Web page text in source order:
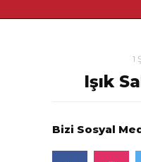
1
Işık
Bizi Sosyal